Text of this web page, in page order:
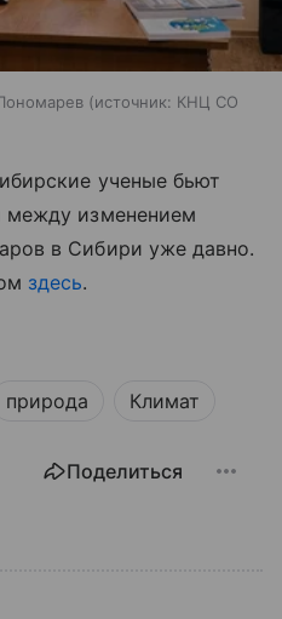
источник: КНЦ СО
ученые бьют
между изменением
в Сибири уже давно.
здесь.
природа Климат
Поделиться